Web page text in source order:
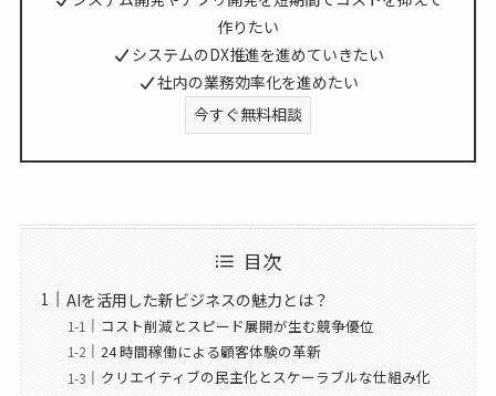
作りたい
システムのDX推進を進めていきたい
社内の業務効率化を進めたい
今すぐ無料相談
目次
AIを活用した新ビジネスの魅力とは？
コスト削減とスピード展開が生む競争優位
24 時間稼働による顧客体験の革新
クリエイティブの民主化とスケーラブルな仕組み化